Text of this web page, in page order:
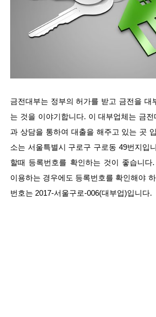
금전대부는 정부의 허가를 받고 금전을 대
는 것을 이야기합니다. 이 대부업체는 금
과 상담을 통하여 대출을 해주고 있는 곳
소는 서울특별시 구로구 구로동 49번지입
할때 등록번호를 확인하는 것이 좋습니다
이용하는 경우에도 등록번호를 확인해야
번호는 2017-서울구로-006(대부업)입니다.